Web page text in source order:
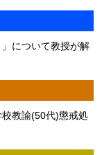
について教授が解
教諭(50代)懲戒処